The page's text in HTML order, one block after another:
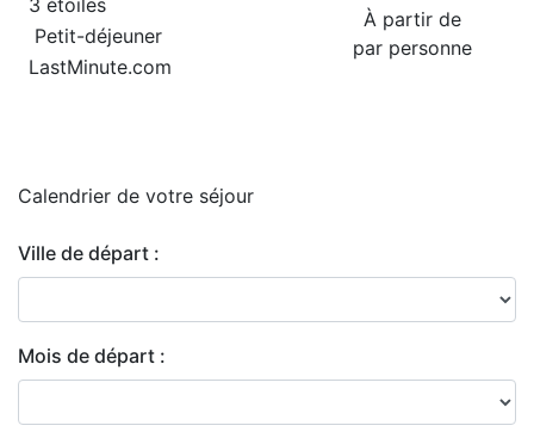
À partir de
par personne
3 étoiles
Petit-déjeuner
LastMinute.com
Calendrier de votre séjour
Ville de départ :
Mois de départ :